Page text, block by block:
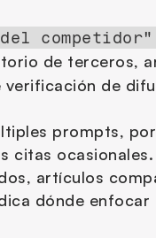
del
de terceros,
de
prompts,
citas ocasionales.
artículos
dónde enfocar